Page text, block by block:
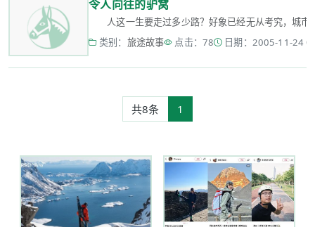
令人向往的驴窝
人这一生要走过多少路？好象已经无从考究，城市
类别： 旅途故事 点击：78 日期：2005-11-24
共8条 1